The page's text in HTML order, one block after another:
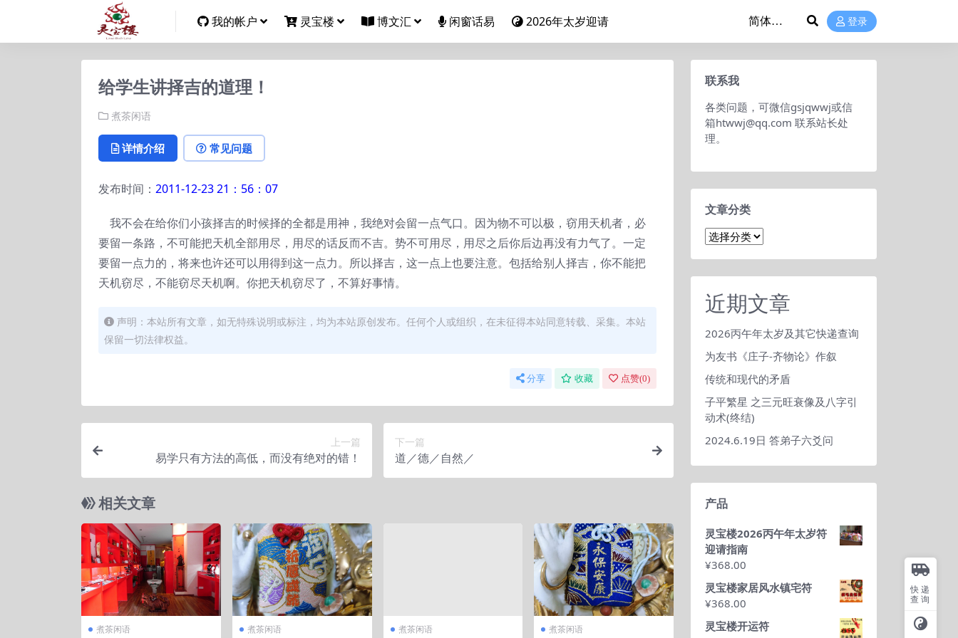
我的帐户 灵宝楼 博文汇 闲窗话易 2026年太岁迎请 登录
给学生讲择吉的道理！
煮茶闲语
详情介绍 常见问题
发布时间： 2011-12-23 21：56：07
我不会在给你们小孩择吉的时候择的全都是用神，我绝对会留一点气口。因为物不可以极，窃用天机者，必
要留一条路，不可能把天机全部用尽，用尽的话反而不吉。势不可用尽，用尽之后你后边再没有力气了。一定
要留一点力的，将来也许还可以用得到这一点力。所以择吉，这一点上也要注意。包括给别人择吉，你不能把
天机窃尽，不能窃尽天机啊。你把天机窃尽了，不算好事情。
声明：本站所有文章，如无特殊说明或标注，均为本站原创发布。任何个人或组织，在未征得本站同意转载、采集。本站
保留一切法律权益。
分享 收藏 点赞(0)
上一篇
易学只有方法的高低，而没有绝对的错！
下一篇
道／德／自然／
相关文章
煮茶闲语 煮茶闲语 煮茶闲语 煮茶闲语
联系我
各类问题，可微信gsjqwwj或信
箱htwwj@qq.com 联系站长处
理。
文章分类
文
近期文章
2026丙午年太岁及其它快递查询
为友书《庄子-齐物论》作叙
传统和现代的矛盾
子平繁星 之三元旺衰像及八字引
动术(终结)
2024.6.19日 答弟子六爻问
产品
灵宝楼2026丙午年太岁符
迎请指南
¥368.00
灵宝楼家居风水镇宅符
¥368.00
灵宝楼开运符
快递
查询